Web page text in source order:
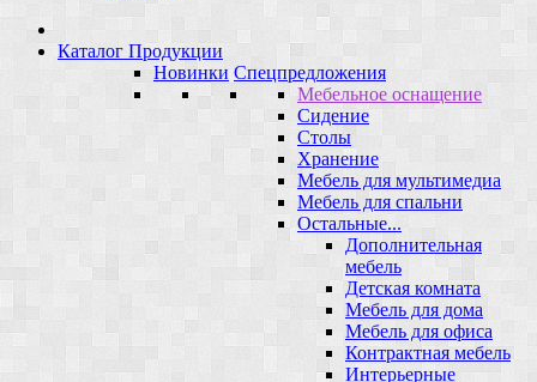
Каталог Продукции
Новинки Спецпредложения
Мебельное оснащение
Сидение
Столы
Хранение
Мебель для мультимедиа
Мебель для спальни
Остальные...
Дополнительная
мебель
Детская комната
Мебель для дома
Мебель для офиса
Контрактная мебель
Интерьерные